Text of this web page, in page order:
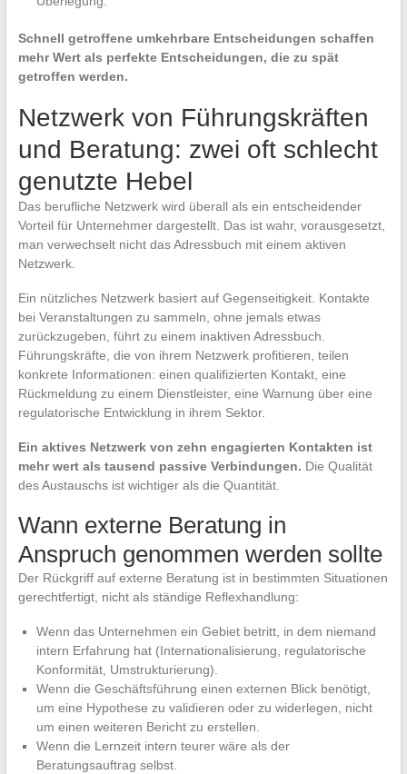
Schnell getroffene umkehrbare Entscheidungen schaffen
mehr Wert als perfekte Entscheidungen, die zu spät
getroffen werden.
Netzwerk von Führungskräften
und Beratung: zwei oft schlecht
genutzte Hebel
Das berufliche Netzwerk wird überall als ein entscheidender
Vorteil für Unternehmer dargestellt. Das ist wahr, vorausgesetzt,
man verwechselt nicht das Adressbuch mit einem aktiven
Netzwerk.
Ein nützliches Netzwerk basiert auf Gegenseitigkeit. Kontakte
bei Veranstaltungen zu sammeln, ohne jemals etwas
zurückzugeben, führt zu einem inaktiven Adressbuch.
Führungskräfte, die von ihrem Netzwerk profitieren, teilen
konkrete Informationen: einen qualifizierten Kontakt, eine
Rückmeldung zu einem Dienstleister, eine Warnung über eine
regulatorische Entwicklung in ihrem Sektor.
Ein aktives Netzwerk von zehn engagierten Kontakten ist
mehr wert als tausend passive Verbindungen. Die Qualität
des Austauschs ist wichtiger als die Quantität.
Wann externe Beratung in
Anspruch genommen werden sollte
Der Rückgriff auf externe Beratung ist in bestimmten Situationen
gerechtfertigt, nicht als ständige Reflexhandlung:
Wenn das Unternehmen ein Gebiet betritt, in dem niemand
intern Erfahrung hat (Internationalisierung, regulatorische
Konformität, Umstrukturierung).
Wenn die Geschäftsführung einen externen Blick benötigt,
um eine Hypothese zu validieren oder zu widerlegen, nicht
um einen weiteren Bericht zu erstellen.
Wenn die Lernzeit intern teurer wäre als der
Beratungsauftrag selbst.